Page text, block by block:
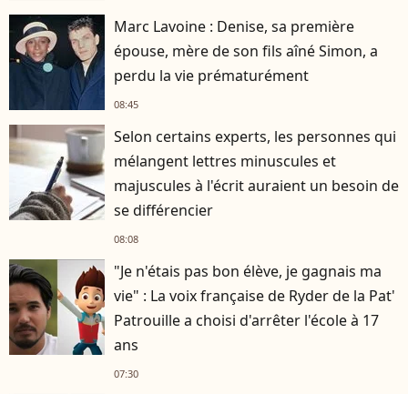
Marc Lavoine : Denise, sa première
épouse, mère de son fils aîné Simon, a
perdu la vie prématurément
08:45
Selon certains experts, les personnes qui
mélangent lettres minuscules et
majuscules à l'écrit auraient un besoin de
se différencier
08:08
"Je n'étais pas bon élève, je gagnais ma
vie" : La voix française de Ryder de la Pat'
Patrouille a choisi d'arrêter l'école à 17
ans
07:30